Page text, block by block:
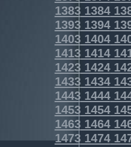
13831384
13931394
14031404
14131414
14231424
14331434
14431444
14531454
14631464
14731474